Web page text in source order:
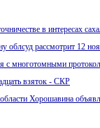
в интересах
облсуд рассмотрит 12
многотомными
взяток - СКР
Хорошавина